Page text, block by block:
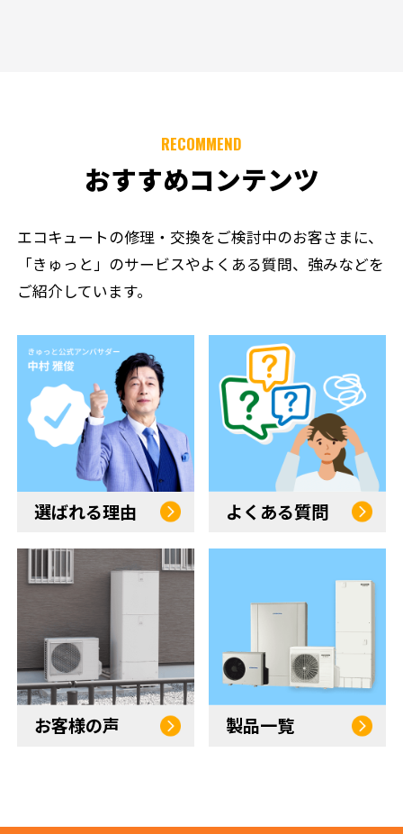
RECOMMEND
おすすめコンテンツ
エコキュートの修理・交換をご検討中のお客さまに、
「きゅっと」のサービスやよくある質問、強みなどを
ご紹介しています。
選ばれる理由 よくある質問
お客様の声 製品一覧